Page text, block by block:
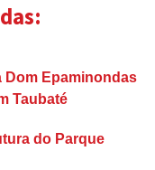
Dom Epaminondas
Taubaté
do Parque